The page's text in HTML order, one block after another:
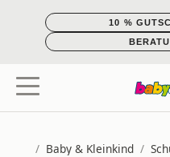
10 %
/ Baby & Kleinkind /